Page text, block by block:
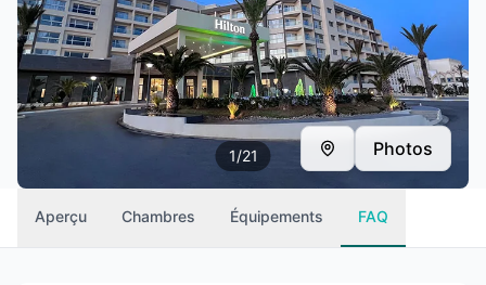
1/21 Photos
Aperçu Chambres Équipements FAQ